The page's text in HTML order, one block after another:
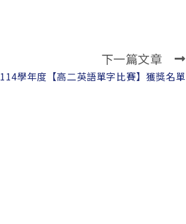
下一篇文章
114學年度【高二英語單字比賽】獲獎名單